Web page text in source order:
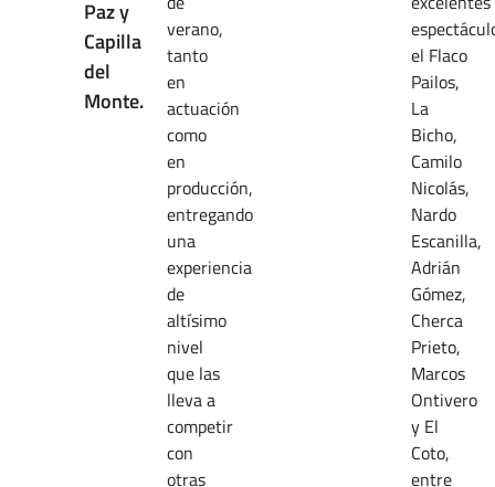
Paz y
Capilla
del
Monte.
verano,
tanto
en
actuación
como
en
producción,
entregando
una
experiencia
de
altísimo
nivel
que las
lleva a
competir
con
otras
el Flaco
Pailos,
La
Bicho,
Camilo
Nicolás,
Nardo
Escanilla,
Adrián
Gómez,
Cherca
Prieto,
Marcos
Ontivero
y El
Coto,
entre